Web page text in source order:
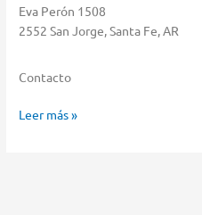
Eva Perón 1508
2552 San Jorge, Santa Fe, AR
Contacto
Pardo
Leer más »